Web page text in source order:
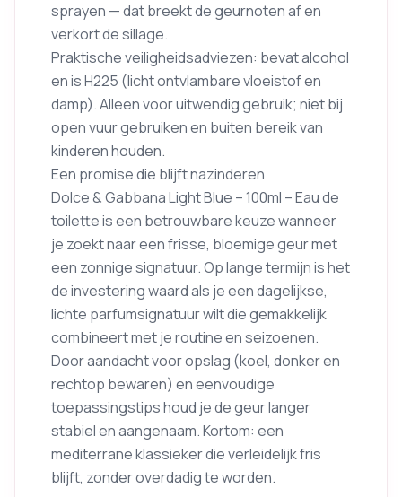
sprayen — dat breekt de geurnoten af en
verkort de sillage.
Praktische veiligheidsadviezen: bevat alcohol
en is H225 (licht ontvlambare vloeistof en
damp). Alleen voor uitwendig gebruik; niet bij
open vuur gebruiken en buiten bereik van
kinderen houden.
Een promise die blijft nazinderen
Dolce & Gabbana Light Blue – 100ml – Eau de
toilette is een betrouwbare keuze wanneer
je zoekt naar een frisse, bloemige geur met
een zonnige signatuur. Op lange termijn is het
de investering waard als je een dagelijkse,
lichte parfumsignatuur wilt die gemakkelijk
combineert met je routine en seizoenen.
Door aandacht voor opslag (koel, donker en
rechtop bewaren) en eenvoudige
toepassingstips houd je de geur langer
stabiel en aangenaam. Kortom: een
mediterrane klassieker die verleidelijk fris
blijft, zonder overdadig te worden.